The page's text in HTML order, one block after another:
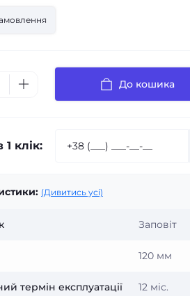
До кошика
клік:
(Дивитись усі)
Заповіт
120 мм
термін експлуатації 12 міс.